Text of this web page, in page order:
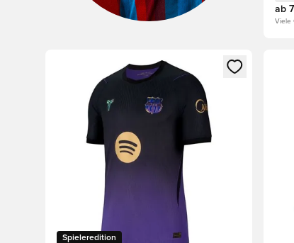
ab
Viele
Öffnet ein neues Fenster zum Anmelden oder
Spieleredition